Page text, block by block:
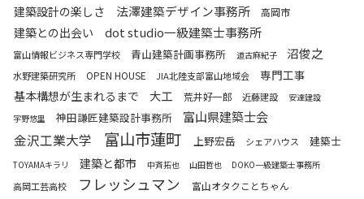
建築設計の楽しさ 法澤建築デザイン事務所 高岡市
建築との出会い dot studio一級建築士事務所
富山情報ビジネス専門学校 青山建築計画事務所 道古麻紀子 沼俊之
水野建築研究所 OPEN HOUSE JIA北陸支部富山地域会
専門工事
基本構想が生まれるまで
大工 荒井好一郎 近藤建設
安達建設
宇野悠里
神田謙匠建築設計事務所 富山県建築士会
金沢工業大学 富山市蓮町 上野宏岳 シェアハウス 建築士
TOYAMAキラリ 建築と都市 中斉拓也 山田哲也 DOKO一級建築士事務所
高岡工芸高校 フレッシュマン 富山オタクことちゃん